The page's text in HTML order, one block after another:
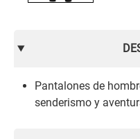
Pantalones de
senderismo y